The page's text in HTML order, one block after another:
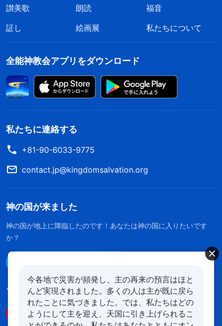
讃美歌
朗読
福音
証し
絵画展 私たちについて
全能神教会アプリをダウンロード
私たちに連絡する
+81-90-6033-9775
contact.jp@kingdomsalvation.org
神の国が来ました
神の国が地上に降臨したのです！あなたは神の国に入りたいです
か？
フォローする
今各地で災害が頻発し、主の再来の預言はほと
んど実現されました。多くの人は主が既に戻ら
れたことに気づきました。では、私たちはどの
ようにして主を迎え、天国に引き上げられるこ